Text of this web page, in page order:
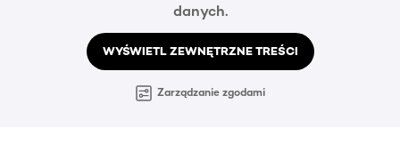
danych.
WYŚWIETL ZEWNĘTRZNE TREŚCI
Zarządzanie zgodami